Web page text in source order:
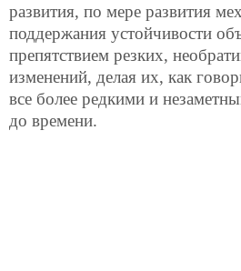
развития, по мере развития
поддержания устойчивости
препятствием резких,
изменений, делая их, как
все более редкими и
до времени.